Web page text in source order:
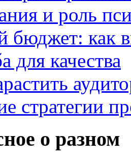
и роль
как
для качества
стратегии
о разном